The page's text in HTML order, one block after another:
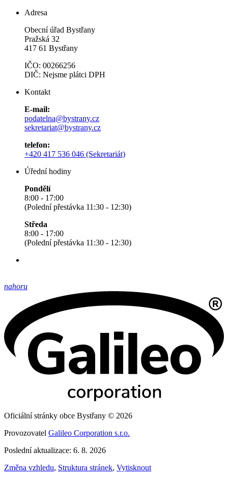
Adresa
Obecní úřad Bystřany
Pražská 32
417 61 Bystřany
IČO: 00266256
DIČ: Nejsme plátci DPH
Kontakt
E-mail:
podatelna@bystrany.cz
sekretariat@bystrany.cz
telefon:
+420 417 536 046 (Sekretariát)
Úřední hodiny
Pondělí
8:00 - 17:00
(Polední přestávka 11:30 - 12:30)
Středa
8:00 - 17:00
(Polední přestávka 11:30 - 12:30)
nahoru
Oficiální stránky obce Bystřany © 2026
Provozovatel Galileo Corporation s.r.o.
Poslední aktualizace: 6. 8. 2026
Změna vzhledu, Struktura stránek, Vytisknout